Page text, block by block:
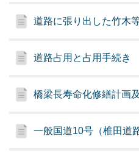
道路に張り出した竹木
道路占用と占用手続き
橋梁長寿命化修繕計画
一般国道10号（椎田道